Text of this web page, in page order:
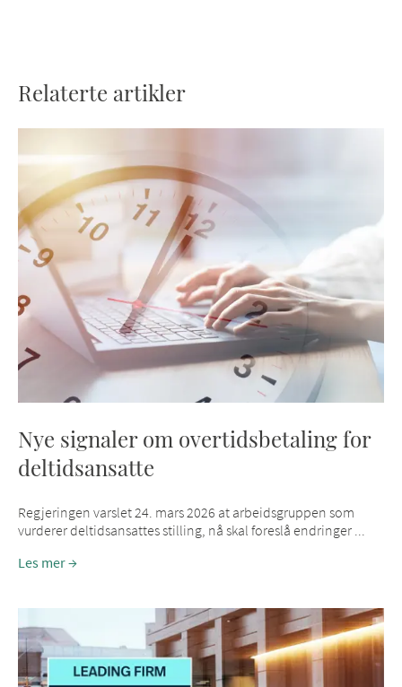
Relaterte artikler
Nye signaler om overtidsbetaling for
deltidsansatte
Regjeringen varslet 24. mars 2026 at arbeidsgruppen som
vurderer deltidsansattes stilling, nå skal foreslå endringer ...
Les mer